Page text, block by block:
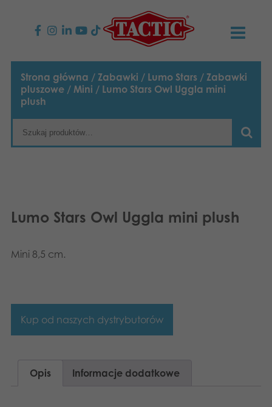
PRODUKTY
Gry dla dzieci
Gry rodzinne
Puzzle
Zabawki
AKTUALNOŚCI
TACTIC
Nasza historia
Strony internetowe
Media
English
Nederlands
Strona główna / Zabawki / Lumo Stars / Zabawki
pluszowe / Mini / Lumo Stars Owl Uggla mini
plush
Lumo Stars Owl Uggla mini plush
Mini 8,5 cm.
Kup od naszych dystrybutorów
Opis Informacje dodatkowe